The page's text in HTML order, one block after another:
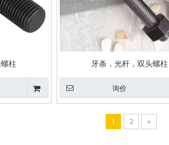
柱 牙条，光杆，双头螺柱
询价
1 2 »